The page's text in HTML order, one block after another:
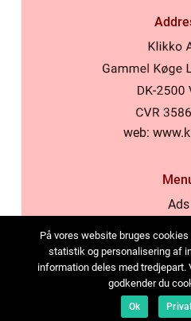
web:
Ads
På vores website bruges
statistik og personalisering af
information deles med
godkender du
Ok